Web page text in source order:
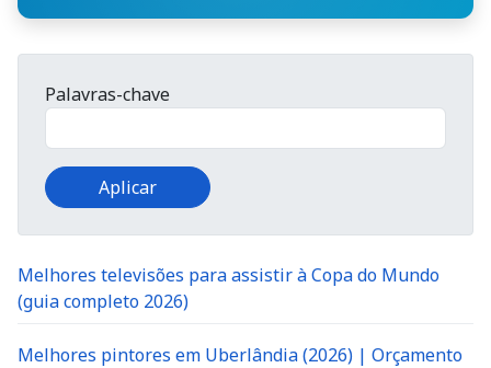
Palavras-chave
Melhores televisões para assistir à Copa do Mundo
(guia completo 2026)
Melhores pintores em Uberlândia (2026) | Orçamento